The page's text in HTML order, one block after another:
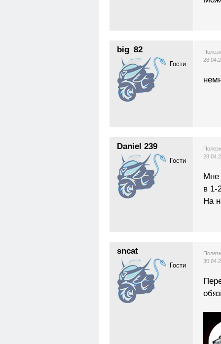
big_82
Гости
Daniel 239
Гости
Мне
в 1-
На
sncat
Гости